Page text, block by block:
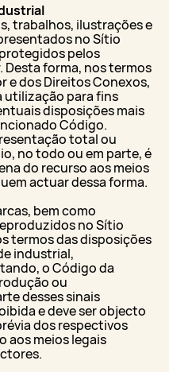
trabalhos, ilustrações e
no Sítio
pelos
forma, nos termos
e dos Direitos Conexos,
utilização para fins
disposições mais
Código.
total ou
no todo ou em parte, é
do recurso aos meios
actuar dessa forma.
bem como
no Sítio
termos das disposições
industrial,
o Código da
ou
desses sinais
e deve ser objecto
dos respectivos
aos meios legais